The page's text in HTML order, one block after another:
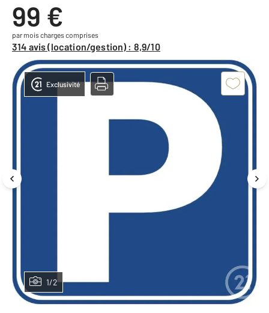
99 €
par mois charges comprises
314 avis (location/gestion) : 8,9/10
1/2
Exclusivité